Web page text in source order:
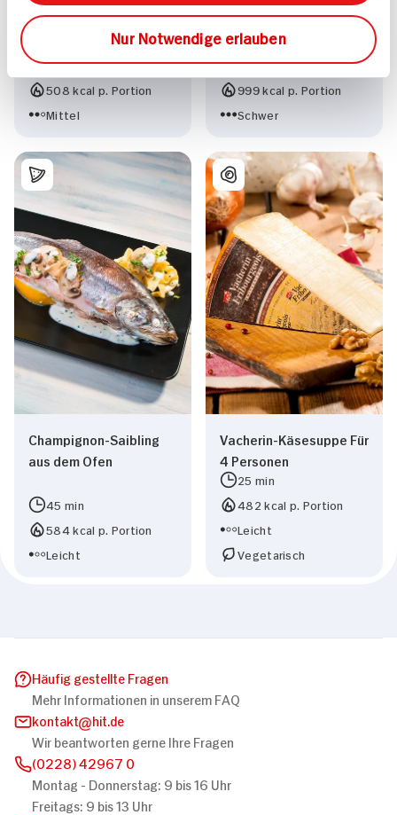
Nur Notwendige erlauben
Rotbarschfilet mit
Tomaten und Speck
50 min
508 kcal p. Portion
Mittel
Zitrone und Bandnudeln
210 min
999 kcal p. Portion
Schwer
Champignon-Saibling
aus dem Ofen
45 min
584 kcal p. Portion
Leicht
Vacherin-Käsesuppe Für
4 Personen
25 min
482 kcal p. Portion
Leicht
Vegetarisch
Häufig gestellte Fragen
Mehr Informationen in unserem FAQ
kontakt
hit.de
Wir beantworten gerne Ihre Fragen
(0228) 42967 0
Montag - Donnerstag: 9 bis 16 Uhr
Freitags: 9 bis 13 Uhr